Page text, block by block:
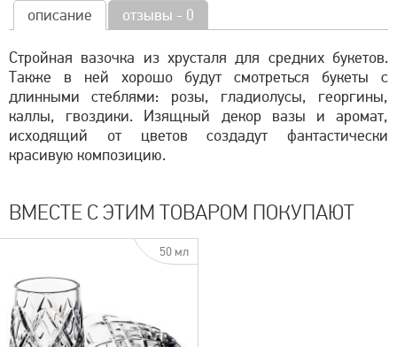
описание отзывы - 0
Стройная вазочка из хрусталя для средних букетов.
Также в ней хорошо будут смотреться букеты с
длинными стеблями: розы, гладиолусы, георгины,
каллы, гвоздики. Изящный декор вазы и аромат,
исходящий от цветов создадут фантастически
красивую композицию.
ВМЕСТЕ С ЭТИМ ТОВАРОМ ПОКУПАЮТ
50 мл